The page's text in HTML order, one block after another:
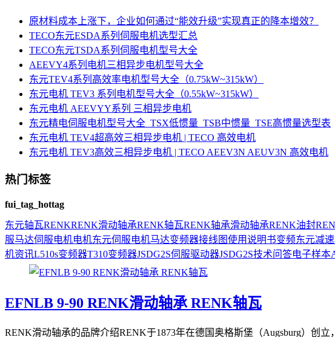
原材料成本上涨下，企业如何通过“能效升级”实现真正的降本增效？
TECO东元ESDA系列伺服电机选型汇总
TECO东元TSDA系列伺服电机型号大全
AEEVY4系列电机三相异步电机型号大全
东元TEV4系列高效率电机型号大全（0.75kW~315kW）
东元电机 TEV3 系列电机型号大全（0.55kW~315kW）
东元电机 AEEVYY系列 三相异步电机
东元精电伺服电机型号大全_TSX低惯量_TSB中惯量_TSE高惯量选型表
东元电机 TEV4超高效三相异步电机 | TECO 高效电机
东元电机 TEV3高效三相异步电机 | TECO AEEV3N AEUV3N 高效电机
热门标签
fui_tag_hottag
东元轴瓦RENKRENK滑动轴承RENK轴瓦RENK轴承滑动轴承RENK油封
服马达伺服电机电机东元伺服电机马达变频器接线图使用说明书变频东元减
机资讯L510s变频器T310变频器JSDG2S伺服驱动器JSDG2S技术问答电子样本
EFNLB 9-90 RENK滑动轴承 RENK轴瓦
RENK滑动轴承的品牌介绍RENK于1873年在德国奥格斯堡（Augsburg）创